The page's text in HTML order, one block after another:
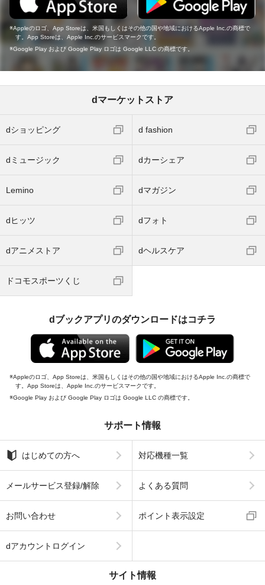
Appleのロゴ、App Storeは、米国もしくはその他の国や地域におけるApple Inc.の商標で
す。App Storeは、Apple Inc.のサービスマークです。
Google Play および Google Play ロゴは Google LLC の商標です。
dマーケットストア
dショッピング d fashion
dミュージック dカーシェア
Lemino dマガジン
dヒッツ dフォト
dアニメストア dヘルスケア
ドコモスポーツくじ
dブックアプリのダウンロードはコチラ
Appleのロゴ、App Storeは、米国もしくはその他の国や地域におけるApple Inc.の商標で
す。App Storeは、Apple Inc.のサービスマークです。
Google Play および Google Play ロゴは Google LLC の商標です。
サポート情報
はじめての方へ 対応機種一覧
メールサービス登録/解除 よくある質問
お問い合わせ ポイント表示設定
dアカウントログイン
サイト情報